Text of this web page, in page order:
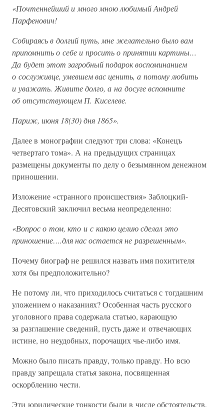
«Почтеннейший и много мною любимый Андрей
Парфенович!
Собираясь в долгий путь, мне желательно было вам
припомнить о себе и просить о принятии картины…
Да будет этот загробный подарок воспоминанием
о сослуживце, умевшем вас ценить, а потому любить
и уважать. Живите долго, а на досуге вспомните
об отсутствующем П. Киселеве.
Париж, июня 18(30) дня 1865».
Далее в монографии следуют три слова: «Конецъ
четвертаго тома». А на предыдущих страницах
размещены документы по делу о безымянном денежном
приношении.
Изложение «странного происшествия» Заблоцкий-
Десятовский заключил весьма неопределенно:
«Вопрос о том, кто и с какою целию сделал это
приношение….для нас остается не разрешенным».
Почему биограф не решился назвать имя похитителя
хотя бы предположительно?
Не потому ли, что приходилось считаться с тогдашним
уложением о наказаниях? Особенная часть русского
уголовного права содержала статью, карающую
за разглашение сведений, пусть даже и отвечающих
истине, но неудобных, порочащих чье-либо имя.
Можно было писать правду, только правду. Но всю
правду запрещала статья закона, посвященная
оскорблению чести.
Эти юридические тонкости были в числе обстоятельств,